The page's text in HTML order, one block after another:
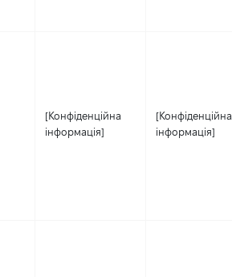
[Конфіденційна
інформація]
[Конфіденційна
інформація]